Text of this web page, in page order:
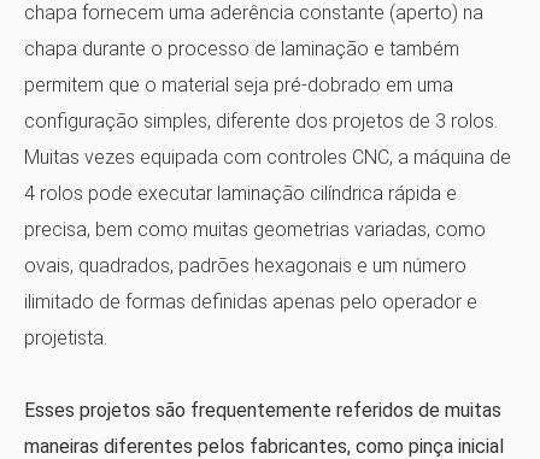
chapa fornecem uma aderência constante (aperto) na
chapa durante o processo de laminação e também
permitem que o material seja pré-dobrado em uma
configuração simples, diferente dos projetos de 3 rolos.
Muitas vezes equipada com controles CNC, a máquina de
4 rolos pode executar laminação cilíndrica rápida e
precisa, bem como muitas geometrias variadas, como
ovais, quadrados, padrões hexagonais e um número
ilimitado de formas definidas apenas pelo operador e
projetista.
Esses projetos são frequentemente referidos de muitas
maneiras diferentes pelos fabricantes, como pinça inicial